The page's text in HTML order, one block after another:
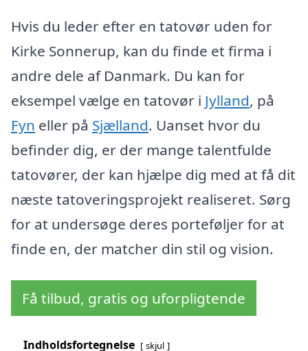
Hvis du leder efter en tatovør uden for
Kirke Sonnerup, kan du finde et firma i
andre dele af Danmark. Du kan for
eksempel vælge en tatovør i Jylland, på
Fyn eller på Sjælland. Uanset hvor du
befinder dig, er der mange talentfulde
tatovører, der kan hjælpe dig med at få dit
næste tatoveringsprojekt realiseret. Sørg
for at undersøge deres porteføljer for at
finde en, der matcher din stil og vision.
Få tilbud, gratis og uforpligtende
Indholdsfortegnelse skjul